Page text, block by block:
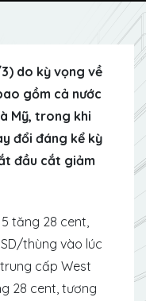
do kỳ vọng về
gồm cả nước
Mỹ, trong khi
đổi đáng kể kỳ
đầu cắt giảm
tăng 28 cent,
thùng vào lúc
cấp West
28 cent, tương